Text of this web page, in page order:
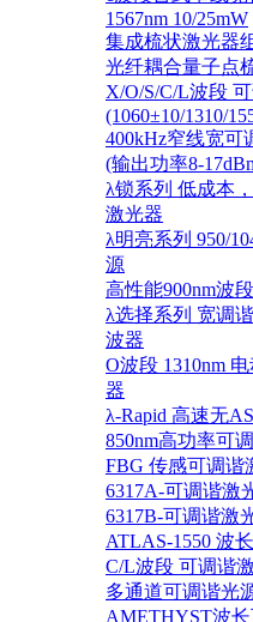
1567nm 10/25mW
集成梳状激光器
光纤耦合量子点
X/O/S/C/L波段
(1060±10/1310/
400kHz窄线宽可
(输出功率8-
λ锁系列 低成本
激光器
λ明亮系列 950/
源
高性能900nm波
λ选择系列 宽调
波器
O波段 1310nm
器
λ-Rapid 高速无
850nm高功率可
FBG 传感可调谐
6317A-可调谐激
6317B-可调谐激
ATLAS-1550 波
C/L波段 可调谐
多通道可调谐光
AMETHYST波